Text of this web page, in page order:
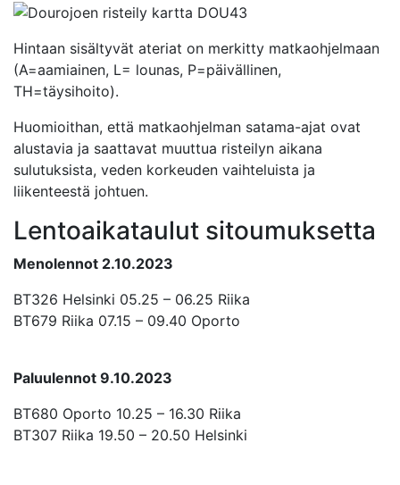
Hintaan sisältyvät ateriat on merkitty matkaohjelmaan
(A=aamiainen, L= lounas, P=päivällinen,
TH=täysihoito).
Huomioithan, että matkaohjelman satama-ajat ovat
alustavia ja saattavat muuttua risteilyn aikana
sulutuksista, veden korkeuden vaihteluista ja
liikenteestä johtuen.
Lentoaikataulut sitoumuksetta
Menolennot 2.10.2023
BT326 Helsinki 05.25 – 06.25 Riika
BT679 Riika 07.15 – 09.40 Oporto
Paluulennot 9.10.2023
BT680 Oporto 10.25 – 16.30 Riika
BT307 Riika 19.50 – 20.50 Helsinki